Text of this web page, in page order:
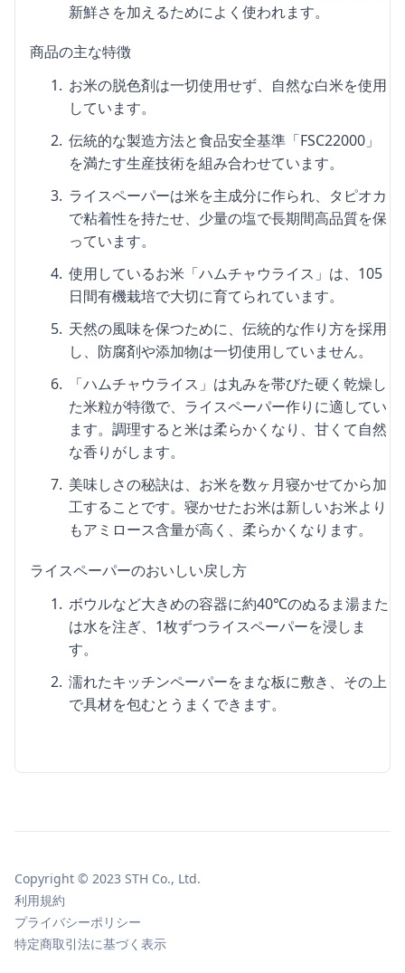
新鮮さを加えるためによく使われます。
商品の主な特徴
お米の脱色剤は一切使用せず、自然な白米を使用
しています。
伝統的な製造方法と食品安全基準「FSC22000」
を満たす生産技術を組み合わせています。
ライスペーパーは米を主成分に作られ、タピオカ
で粘着性を持たせ、少量の塩で長期間高品質を保
っています。
使用しているお米「ハムチャウライス」は、105
日間有機栽培で大切に育てられています。
天然の風味を保つために、伝統的な作り方を採用
し、防腐剤や添加物は一切使用していません。
「ハムチャウライス」は丸みを帯びた硬く乾燥し
た米粒が特徴で、ライスペーパー作りに適してい
ます。調理すると米は柔らかくなり、甘くて自然
な香りがします。
美味しさの秘訣は、お米を数ヶ月寝かせてから加
工することです。寝かせたお米は新しいお米より
もアミロース含量が高く、柔らかくなります。
ライスペーパーのおいしい戻し方
ボウルなど大きめの容器に約40℃のぬるま湯また
は水を注ぎ、1枚ずつライスペーパーを浸しま
す。
濡れたキッチンペーパーをまな板に敷き、その上
で具材を包むとうまくできます。
Copyright © 2023 STH Co., Ltd.
利用規約
プライバシーポリシー
特定商取引法に基づく表示